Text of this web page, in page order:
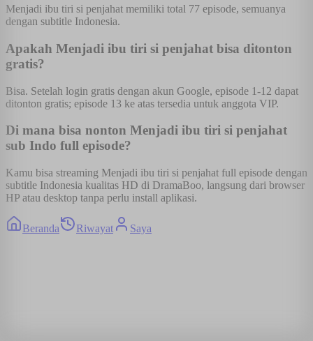
Menjadi ibu tiri si penjahat memiliki total 77 episode, semuanya
dengan subtitle Indonesia.
Apakah Menjadi ibu tiri si penjahat bisa ditonton
gratis?
Bisa. Setelah login gratis dengan akun Google, episode 1-12 dapat
ditonton gratis; episode 13 ke atas tersedia untuk anggota VIP.
Di mana bisa nonton Menjadi ibu tiri si penjahat
sub Indo full episode?
Kamu bisa streaming Menjadi ibu tiri si penjahat full episode dengan
subtitle Indonesia kualitas HD di DramaBoo, langsung dari browser
HP atau desktop tanpa perlu install aplikasi.
Beranda Riwayat Saya